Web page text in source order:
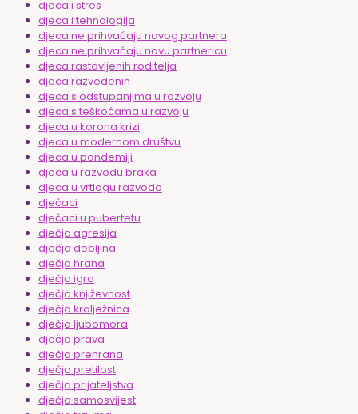
djeca i stres
djeca i tehnologija
djeca ne prihvaćaju novog partnera
djeca ne prihvaćaju novu partnericu
djeca rastavljenih roditelja
djeca razvedenih
djeca s odstupanjima u razvoju
djeca s teškoćama u razvoju
djeca u korona krizi
djeca u modernom društvu
djeca u pandemiji
djeca u razvodu braka
djeca u vrtlogu razvoda
dječaci
dječaci u pubertetu
dječja agresija
dječja debljina
dječja hrana
dječja igra
dječja književnost
dječja kralježnica
dječja ljubomora
dječja prava
dječja prehrana
dječja pretilost
dječja prijateljstva
dječja samosvijest